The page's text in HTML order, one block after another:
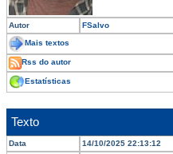
Autor FSalvo
Mais textos
Rss do autor
Estatísticas
Texto
Data
14/10/2025 22:13:12